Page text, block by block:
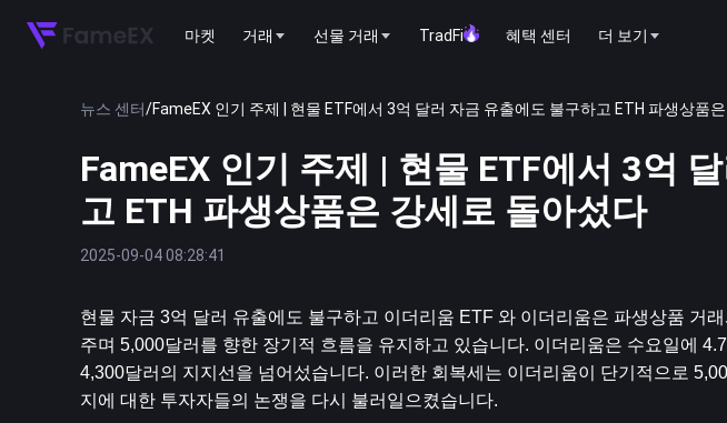
마켓 거래 선물 거래 TradFi 혜택 센터 더 보기
뉴스 센터/FameEX 인기 주제 | 현물 ETF에서 3억 달러 자금 유출에도 불구하고 ETH 파생상품
FameEX 인기 주제 | 현물 ETF에서 3억
고 ETH 파생상품은 강세로 돌아섰다
2025-09-04 08:28:41
현물 자금 3억 달러 유출에도 불구하고 이더리움 ETF 와 이더리움은 파생상품 거
주며 5,000달러를 향한 장기적 흐름을 유지하고 있습니다. 이더리움은 수요일에
4,300달러의 지지선을 넘어섰습니다. 이러한 회복세는 이더리움이 단기적으로
지에 대한 투자자들의 논쟁을 다시 불러일으켰습니다.